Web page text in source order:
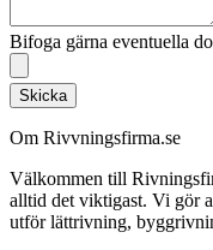
Bifoga gärna eventuella
Skicka
Om Rivvningsfirma.se
Välkommen till
alltid det viktigast. Vi gör
utför lättrivning,